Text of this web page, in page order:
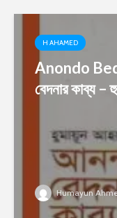
H AHAMED
Anondo
বেদনার কাব্য –
Humayun